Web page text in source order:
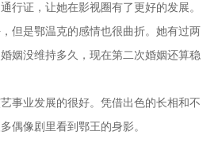
行证，让她在影视圈有了更好的发展。
但是鄂温克的感情也很曲折。她有过两
姻没维持多久，现在第二次婚姻还算稳
事业发展的很好。凭借出色的长相和不
偶像剧里看到鄂王的身影。